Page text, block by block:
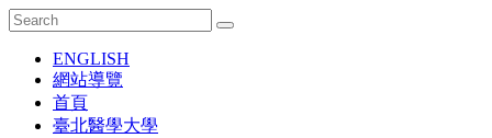
ENGLISH
網站導覽
首頁
臺北醫學大學